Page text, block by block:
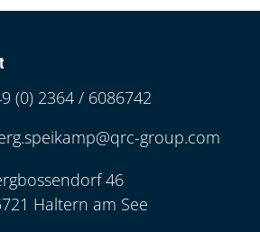
(0) 2364 / 6086742
4 9 0 2 3 6 4 6 0 8 6 7 4 2
group.com
Adresse: joerg.speikamp@qrc-
46
, 4 5 7 2 1
Haltern am See